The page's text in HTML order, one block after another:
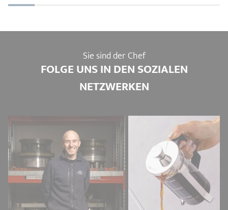
Sie sind der Chef
FOLGE UNS IN DEN SOZIALEN
NETZWERKEN